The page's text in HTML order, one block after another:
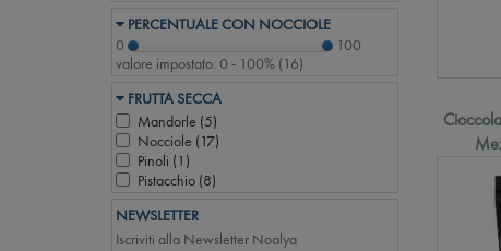
PERCENTUALE CON NOCCIOLE
0
100
valore impostato: 0 - 100% (16)
FRUTTA SECCA
Mandorle (5)
Nocciole (17)
Pinoli (1 )
Pistacchio (8)
NEWSLETTER
Iscriviti alla Newsletter Noalya